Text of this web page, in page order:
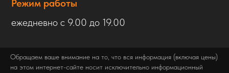
Режим работы
ежедневно с 9.00 до 19.00
Обращаем ваше внимание на то, что вся информация (включая цены)
на этом интернет-сайте носит исключительно информационный